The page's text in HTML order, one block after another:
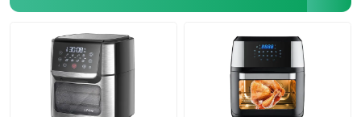
Zu Hause